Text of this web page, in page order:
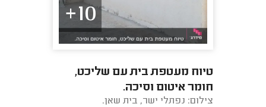
10+
טיוח מעטפת בית עם שליכט,
חומר איטום וסיכה.
צילום: נפתלי ישר, בית שאן.